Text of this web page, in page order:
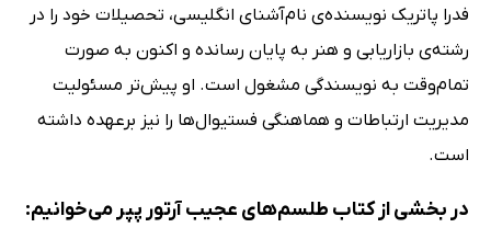
فدرا پاتریک نویسنده‌ی نام‌آشنای انگلیسی، تحصیلات خود را در
رشته‌ی بازاریابی و هنر به پایان رسانده و اکنون به صورت
تمام‌وقت به نویسندگی مشغول است. او پیش‌تر مسئولیت
مدیریت ارتباطات و هماهنگی فستیوال‌ها را نیز برعهده داشته
است.
در بخشی از کتاب طلسم‌های عجیب آرتور پپر می‌خوانیم: